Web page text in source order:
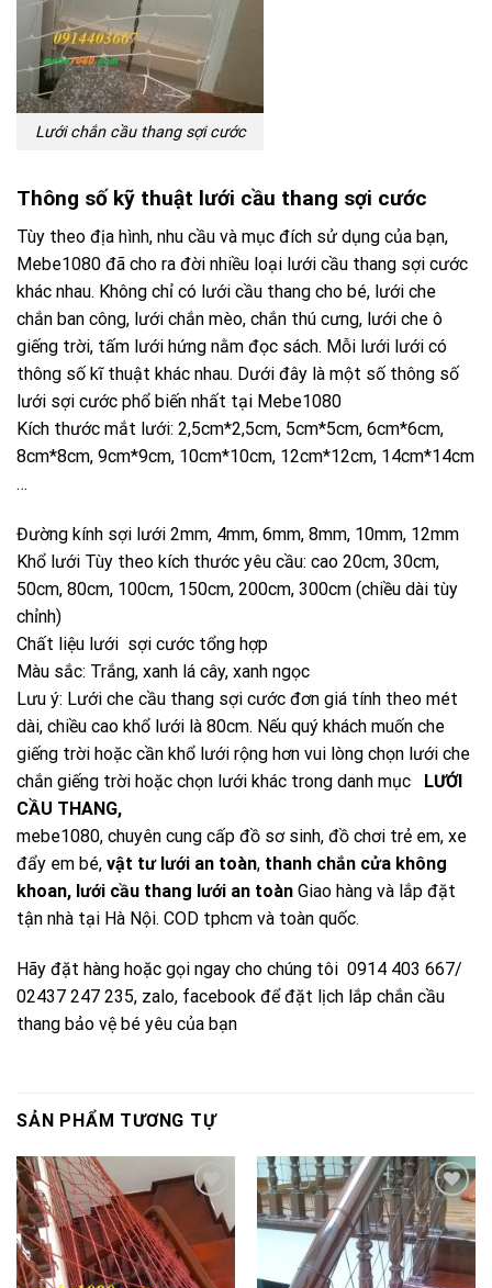
Lưới chắn cầu thang sợi cước
Thông số kỹ thuật lưới cầu thang sợi cước
Tùy theo địa hình, nhu cầu và mục đích sử dụng của bạn,
Mebe1080 đã cho ra đời nhiều loại lưới cầu thang sợi cước
khác nhau. Không chỉ có lưới cầu thang cho bé, lưới che
chắn ban công, lưới chắn mèo, chắn thú cưng, lưới che ô
giếng trời, tấm lưới hứng nằm đọc sách. Mỗi lưới lưới có
thông số kĩ thuật khác nhau. Dưới đây là một số thông số
lưới sợi cước phổ biến nhất tại Mebe1080
Kích thước mắt lưới: 2,5cm*2,5cm, 5cm*5cm, 6cm*6cm,
8cm*8cm, 9cm*9cm, 10cm*10cm, 12cm*12cm, 14cm*14cm
…
Đường kính sợi lưới 2mm, 4mm, 6mm, 8mm, 10mm, 12mm
Khổ lưới Tùy theo kích thước yêu cầu: cao 20cm, 30cm,
50cm, 80cm, 100cm, 150cm, 200cm, 300cm (chiều dài tùy
chỉnh)
Chất liệu lưới sợi cước tổng hợp
Màu sắc: Trắng, xanh lá cây, xanh ngọc
Lưu ý: Lưới che cầu thang sợi cước đơn giá tính theo mét
dài, chiều cao khổ lưới là 80cm. Nếu quý khách muốn che
giếng trời hoặc cần khổ lưới rộng hơn vui lòng chọn lưới che
chắn giếng trời hoặc chọn lưới khác trong danh mục LƯỚI
CẦU THANG,
mebe1080, chuyên cung cấp đồ sơ sinh, đồ chơi trẻ em, xe
đẩy em bé, vật tư lưới an toàn, thanh chắn cửa không
khoan, lưới cầu thang lưới an toàn Giao hàng và lắp đặt
tận nhà tại Hà Nội. COD tphcm và toàn quốc.
Hãy đặt hàng hoặc gọi ngay cho chúng tôi 0914 403 667/
02437 247 235, zalo, facebook để đặt lịch lắp chắn cầu
thang bảo vệ bé yêu của bạn
SẢN PHẨM TƯƠNG TỰ
Add to
wishlist
Add to
wishlist